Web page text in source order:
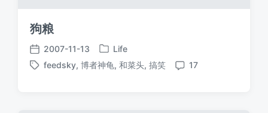
狗粮
发
布
2007-11-13
发
布
Life
标
feedsky, 博者神龟, 和菜头, 搞笑
评
17